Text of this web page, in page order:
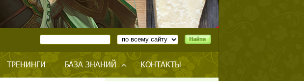
ТРЕНИНГИ БАЗА ЗНАНИЙ КОНТАКТЫ